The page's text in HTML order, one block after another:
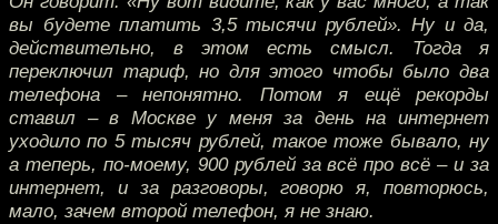
вы будете платить 3,5 тысячи рублей». Ну и да,
действительно, в этом есть смысл. Тогда я
переключил тариф, но для этого чтобы было два
телефона – непонятно. Потом я ещё рекорды
ставил – в Москве у меня за день на интернет
уходило по 5 тысяч рублей, такое тоже бывало, ну
а теперь, по-моему, 900 рублей за всё про всё – и за
интернет, и за разговоры, говорю я, повторюсь,
мало, зачем второй телефон, я не знаю.